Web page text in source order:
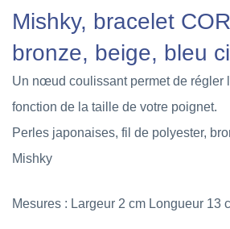
Mishky, bracelet
bronze, beige, bleu
Un nœud coulissant permet de régler
fonction de la taille de votre poignet.
Perles japonaises, fil de polyester,
Mishky
Mesures : Largeur 2 cm Longueur 13